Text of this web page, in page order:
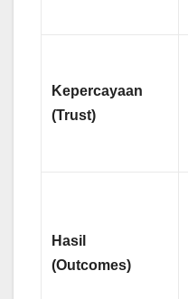
Kepercayaan
(Trust)
Hasil
(Outcomes)